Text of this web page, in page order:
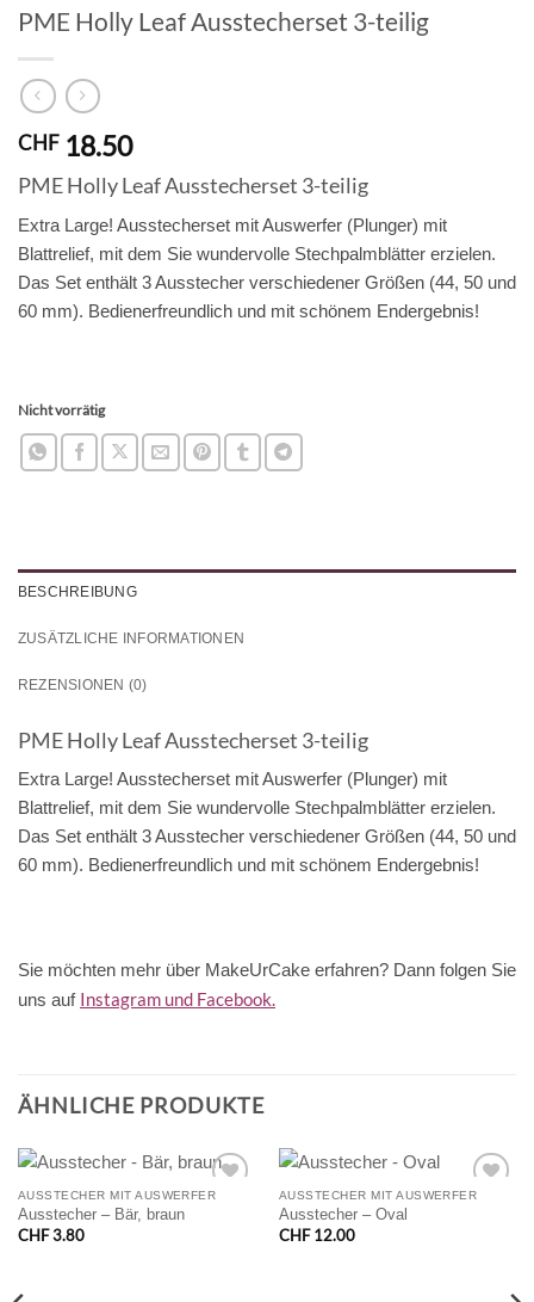
PME Holly Leaf Ausstecherset 3-teilig
CHF 18.50
PME Holly Leaf Ausstecherset 3-teilig
Extra Large! Ausstecherset mit Auswerfer (Plunger) mit
Blattrelief, mit dem Sie wundervolle Stechpalmblätter erzielen.
Das Set enthält 3 Ausstecher verschiedener Größen (44, 50 und
60 mm). Bedienerfreundlich und mit schönem Endergebnis!
Nicht vorrätig
BESCHREIBUNG
ZUSÄTZLICHE INFORMATIONEN
REZENSIONEN (0)
PME Holly Leaf Ausstecherset 3-teilig
Extra Large! Ausstecherset mit Auswerfer (Plunger) mit
Blattrelief, mit dem Sie wundervolle Stechpalmblätter erzielen.
Das Set enthält 3 Ausstecher verschiedener Größen (44, 50 und
60 mm). Bedienerfreundlich und mit schönem Endergebnis!
Sie möchten mehr über MakeUrCake erfahren? Dann folgen Sie
uns auf Instagram und Facebook.
ÄHNLICHE PRODUKTE
AUSSTECHER MIT AUSWERFER
Ausstecher – Bär, braun
CHF3.80
AUSSTECHER MIT AUSWERFER
Ausstecher – Oval
CHF12.00